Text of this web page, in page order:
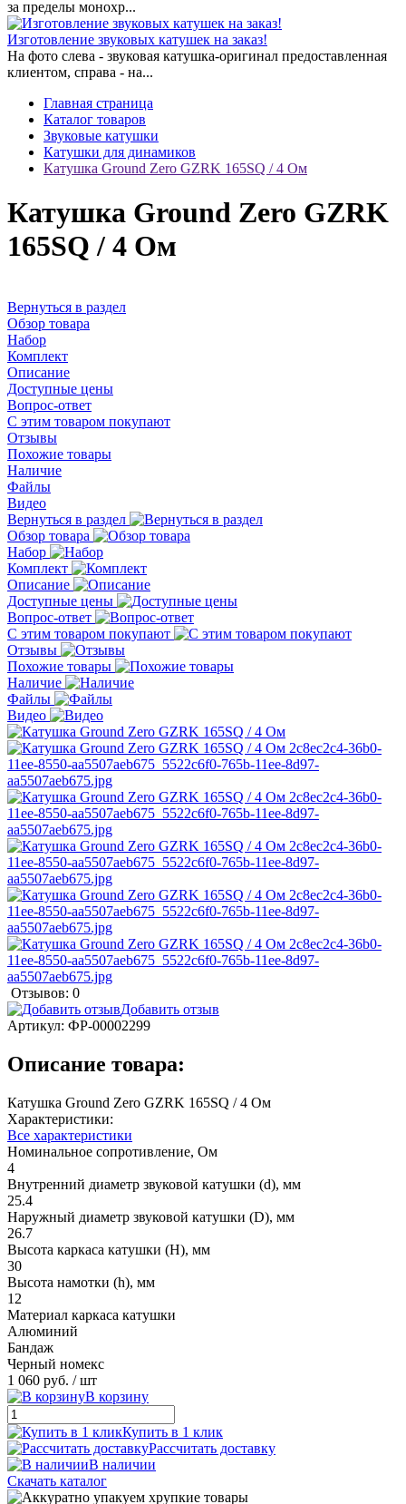
за пределы монохр...
Изготовление звуковых катушек на заказ!
На фото слева - звуковая катушка-оригинал предоставленная
клиентом, справа - на...
Главная страница
Каталог товаров
Звуковые катушки
Катушки для динамиков
Катушка Ground Zero GZRK 165SQ / 4 Ом
Катушка Ground Zero GZRK
165SQ / 4 Ом
Вернуться в раздел
Обзор товара
Набор
Комплект
Описание
Доступные цены
Вопрос-ответ
С этим товаром покупают
Отзывы
Похожие товары
Наличие
Файлы
Видео
Вернуться в раздел
Обзор товара
Набор
Комплект
Описание
Доступные цены
Вопрос-ответ
С этим товаром покупают
Отзывы
Похожие товары
Наличие
Файлы
Видео
Отзывов: 0
Добавить отзыв
Артикул: ФР-00002299
Описание товара:
Катушка Ground Zero GZRK 165SQ / 4 Ом
Характеристики:
Все характеристики
Номинальное сопротивление, Ом
4
Внутренний диаметр звуковой катушки (d), мм
25.4
Наружный диаметр звуковой катушки (D), мм
26.7
Высота каркаса катушки (H), мм
30
Высота намотки (h), мм
12
Материал каркаса катушки
Алюминий
Бандаж
Черный номекс
1 060 руб. / шт
В корзину
Купить в 1 клик
Рассчитать доставку
В наличии
Скачать каталог